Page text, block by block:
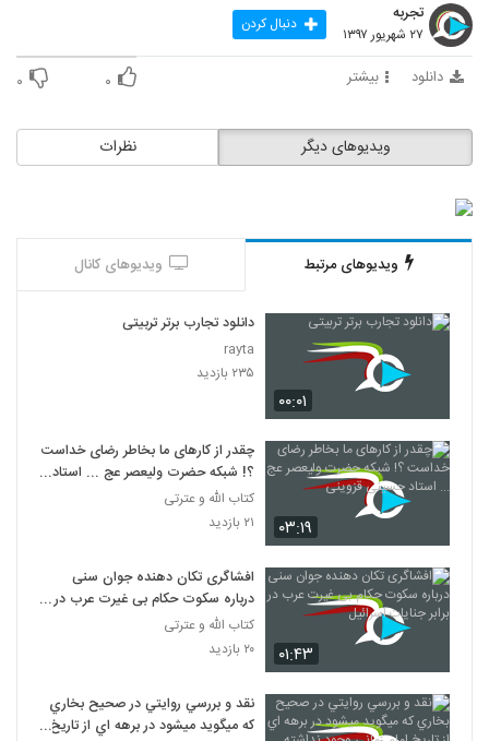
تجربه
۲۷ شهریور ۱۳۹۷ دنبال کردن
دانلود بیشتر ۰ ۰
نظرات ویدیوهای دیگر
ویدیوهای مرتبط ویدیوهای کانال
۰۰:۰۱
دانلود تجارب برتر تربیتی
rayta
۲۳۵ بازدید
۰۳:۱۹
چقدر از کارهای ما بخاطر رضای خداست
؟! شبکه حضرت ولیعصر عج ... استاد
حسینی قزوینی
کتاب الله و عترتی
۲۱ بازدید
۰۱:۴۳
افشاگری تکان دهنده جوان سنی
درباره سکوت حکام بی غیرت عرب در
برابر جنایات اسرائیل
کتاب الله و عترتی
۲۰ بازدید
نقد و بررسي روايتي در صحيح بخاري
که ميگويد ميشود در برهه اي از تاريخ